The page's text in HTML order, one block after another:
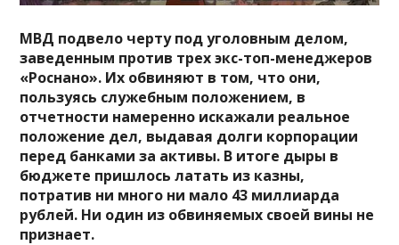
МВД подвело черту под уголовным делом,
заведенным против трех экс-топ-менеджеров
«Роснано». Их обвиняют в том, что они,
пользуясь служебным положением, в
отчетности намеренно искажали реальное
положение дел, выдавая долги корпорации
перед банками за активы. В итоге дыры в
бюджете пришлось латать из казны,
потратив ни много ни мало 43 миллиарда
рублей. Ни один из обвиняемых своей вины не
признает.